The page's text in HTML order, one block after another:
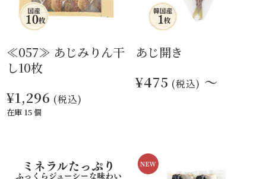
≪057≫ あじみりん干
し10枚
¥1,296 (税込)
在庫 15 個
あじ開き
¥475 (税込) ～